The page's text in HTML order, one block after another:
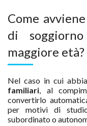
Come
di
maggiore età?
Nel caso in cui
familiari, al
convertirlo
per motivi di
subordinato o